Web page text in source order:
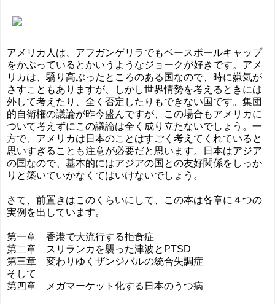
アメリカ人は、アフガンゲリラでもベースボールキャップ
をかぶっているとかいうようなジョークが好きです。アメ
リカは、驕り高ぶったところのある国なので、時に嫌気が
さすこともありますが、しかし世界情勢を考えるときには
外して考えたり、全く否定したりもできない国です。集団
的自衛権の議論が昨今盛んですが、この場合もアメリカに
ついて考えずにこの議論は全く成り立たないでしょう。一
方で、アメリカは日本のことはすごく考えてくれていると
思いすぎることも注意が必要だと思います。日本はアジア
の国なので、基本的にはアジアの国との友好関係をしっか
りと築いていかなくてはいけないでしょう。
さて、前置きはこのくらいにして、この本は各章に４つの
実例を出しています。
第一章 香港で大流行する拒食症
第二章 スリランカを襲った津波とPTSD
第三章 変わりゆくザンジバルの統合失調症
そして
第四章 メガマーケット化する日本のうつ病